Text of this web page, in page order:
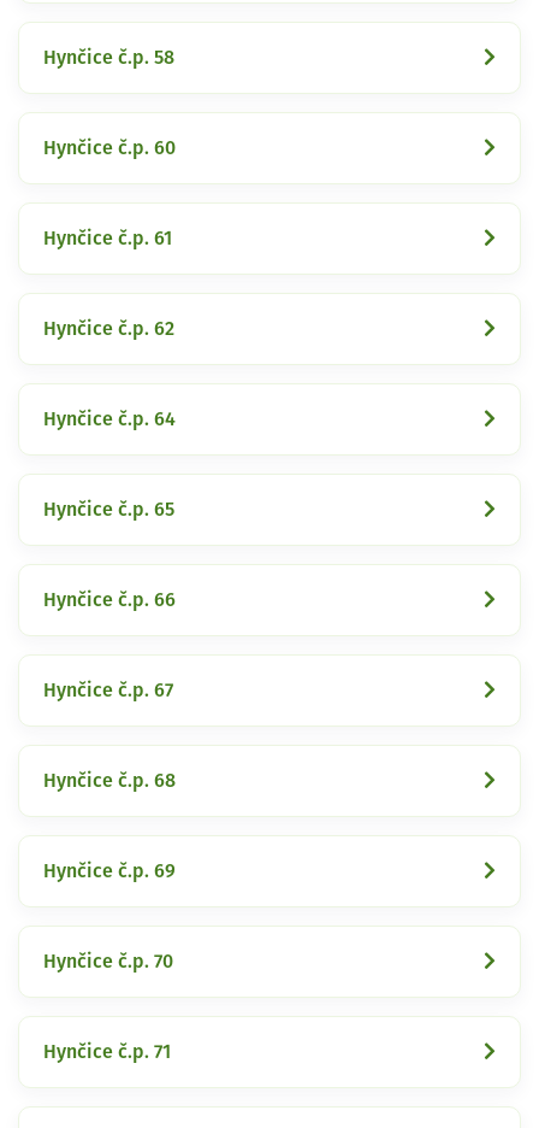
Hynčice č.p. 58
Hynčice č.p. 60
Hynčice č.p. 61
Hynčice č.p. 62
Hynčice č.p. 64
Hynčice č.p. 65
Hynčice č.p. 66
Hynčice č.p. 67
Hynčice č.p. 68
Hynčice č.p. 69
Hynčice č.p. 70
Hynčice č.p. 71